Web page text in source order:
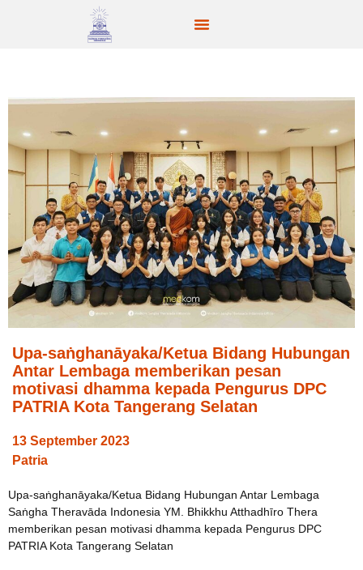
Upa-saṅghanāyaka/Ketua Bidang Hubungan
Antar Lembaga memberikan pesan
motivasi dhamma kepada Pengurus DPC
PATRIA Kota Tangerang Selatan
13 September 2023
Patria
Upa-saṅghanāyaka/Ketua Bidang Hubungan Antar Lembaga
Saṅgha Theravāda Indonesia YM. Bhikkhu Atthadhīro Thera
memberikan pesan motivasi dhamma kepada Pengurus DPC
PATRIA Kota Tangerang Selatan